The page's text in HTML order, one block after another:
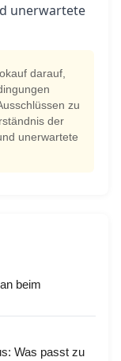
unerwartete
darauf,
zu
der
unerwartete
beim
Was passt zu